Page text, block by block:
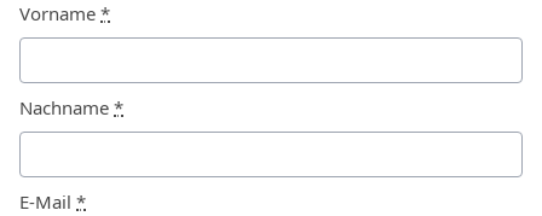
Vorname *
Nachname *
E-Mail *